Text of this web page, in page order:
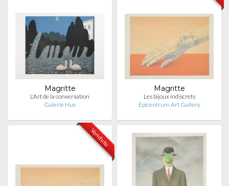
Magritte
L'Art de la conversation
Galerie Hus
Magritte
Les bijoux indiscrets
Epicentrum Art Gallery
Venduto